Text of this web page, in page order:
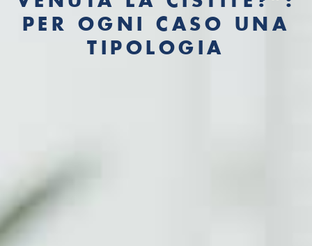
PER OGNI CASO UNA
TIPOLOGIA